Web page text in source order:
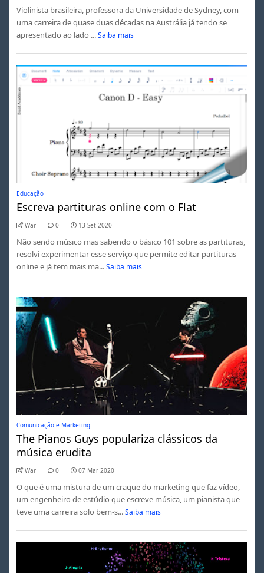
Violinista brasileira, professora da Universidade de Sydney, com
uma carreira de quase duas décadas na Austrália já tendo se
apresentado ao lado ... Saiba mais
Educação
Escreva partituras online com o Flat
War 0 13 Set 2020
Não sendo músico mas sabendo o básico 101 sobre as partituras,
resolvi experimentar esse serviço que permite editar partituras
online e já tem mais ma... Saiba mais
Comunicação e Marketing
The Pianos Guys populariza clássicos da
música erudita
War 0 07 Mar 2020
O que é uma mistura de um craque do marketing que faz vídeo,
um engenheiro de estúdio que escreve música, um pianista que
teve uma carreira solo bem-s... Saiba mais